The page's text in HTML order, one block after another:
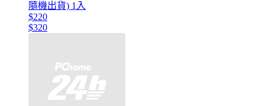
隨機出貨) 1入
$220
$320